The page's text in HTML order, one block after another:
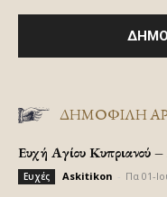
ΔΗΜΟΦΙΛΗ
Ευχή Αγίου Κυπριανού
Ευχές Askitikon Πα 01-